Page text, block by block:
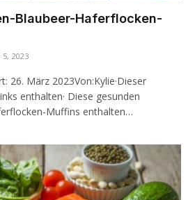
Blaubeer-Haferflocken-
5, 2023
26. März 2023Von:Kylie·Dieser
enthalten· Diese gesunden
Muffins enthalten…